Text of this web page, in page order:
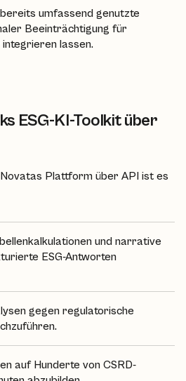
umfassend genutzte
Beeinträchtigung für
lassen.
ESG-KI-Toolkit über
Plattform über API ist es
und narrative
ESG-Antworten
gegen regulatorische
auf Hunderte von CSRD-